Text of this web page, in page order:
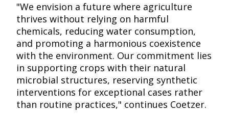
"We envision a future where agriculture
thrives without relying on harmful
chemicals, reducing water consumption,
and promoting a harmonious coexistence
with the environment. Our commitment lies
in supporting crops with their natural
microbial structures, reserving synthetic
interventions for exceptional cases rather
than routine practices," continues Coetzer.​​​​‌ ‍ ​‍​‍‌‍ ‌ ​‍‌‍‍‌‌‍‌ ‌‍‍‌‌‍ ‍​‍​‍​ ‍‍​‍​‍‌ ​ ‌‍​‌‌‍ ‍‌‍‍‌‌ ‌​‌ ‍‌​‍ ‍‌‍‍‌‌‍ ​‍​‍​‍ ​​‍​‍‌‍‍​‌ ​‍‌‍‌‌‌‍‌‍​‍​‍​ ‍‍​‍​‍​‍ ‌ ​ ‌ ‌​‌ ‌‌‌‍‌​‌‍‍‌‌‍ ​‍ ‌‍‍‌‌‍ ‍‌ ‌​‌‍‌‌‌‍ ‍‌ ‌​​‍ ‌‍‌‌‌‍‌​‌‍‍‌‌ ‌​​‍ ‌‍ ‌‌‍ ‌‍‌​‌‍‌‌​ ‌‌ ​​‌ ​‍‌‍‌‌‌ ​ ‌‍‌‌‌‍ ‍‌ ‌​‌‍​‌‌ ‌​‌‍‍‌‌‍ ‌‍ ‍​ ‍ ‌‍‍‌‌‍‌​​ ‌‌ ​​‌‍ ‌ ​ ‌ ‌​​‍ ‍‌ ​ ‌‍​‌​‍ ‍‌‍‌​‌‍ ‌‍‍‌‌‍ ‍‌‍‌ ​‍ ‌‌‍​‍‌‍‌‌‌ ‌​‌ ‌​‌‍‌‌‌ ​‍​‍ ‌‌ ​‍‌‍‌‌​‍ ‌‌‍‌​‌‍‌‌‌‍‌‍‌‍‍‌‌‍ ‍‌‍‍‌‌‍ ‍‌‍‌ ​‍ ‌‌ ​ ‌ ‌‌‌‍​ ‌‍​ ‌‍‌‌‌ ​ ‌ ​ ​‍ ‌‌‍‍‌‌‍ ‍​‍ ‌‌‍​‌‌‍‌ ‌ ​‍‌‍‍‌‌‍​ ‌ ‌‌‌‍ ​‌ ‌​‌ ‌‌‌ ​‍‌‍‌‌​‍ ‌‌‍‌‌‌‍ ‌‌ ​​‌‍ ‌ ‌ ‌‍‌‌‌ ​‍‌‍‍‌‌‍ ‍‌‍‌ ​‍ ‌‌‍‌‍‌‍​‌‌ ​‍‌‍ ‌‌‍‌‌‌ ​‍‌ ​ ​‍ ‌‌‍ ‍‌ ‌‌‌ ​‍‌ ‌​‌ ‌‌‌ ​‍‌‍‍‌‌‍ ‍‌‍‌ ​‍ ‌‌ ‌​‌‍‍​‌‍‌‌​‍ ‌‌‍‌‌‌‍ ‍‌ ‌‍‌‍‍‌‌ ​‍‌‍ ‌‍ ‍‌‍ ‌‌‍‌‌‌‍ ‍‌ ‌​​ ‍ ‌ ‌​‌ ‍‌‌ ​​‌‍‌‌​ ‌‌ ​​‌‍ ‌ ​ ‌ ‌​​ ‍ ‌ ​​‌‍​‌‌ ‌​‌‍‍​​ ‌‌‍​‍‌‍ ‌‍‌​‌ ‍‌​‍‌‌​ ‌‌‌​​‍‌‌ ‌‍‍ ‌‍‌‌‌ ‍‌​‍‌‌​ ​ ‌​‌​​‍‌‌​ ​ ‌​‌​​‍‌‌​ ​‍​ ​‍​ ‌​​ ‍‌‌‍​‌‌‍​‌​ ​‍​ ‍‌​ ‌‍‌‍​ ​ ‍‌​ ‍‌​ ‍‌​ ‍‌​‍‌‌​ ​‍​ ​‍​‍‌‌​ ‌‌‌​‌​​‍ ‍‌‍​ ‌‍‍​‌‍‍‌‌‍ ​‌‍‌​‌ ​‍‌‍‌‌‌‍ ‍​‍‌‌​ ‌‌‌​​‍‌‌ ‌‍‍ ‌‍‌‌‌ ‍‌​‍‌‌​ ​ ‌​‌​​‍‌‌​ ​ ‌​‌​​‍‌‌​ ​‍​ ​‍​ ​ ​ ‍​​ ​‍‌‍‌‌‌‍​‌​ ​​​ ​‍‌‍‌‍‌‍​ ​ ​‌​ ​ ​ ‌ ​ ​​​‍‌‌​ ​‍​ ​‍​‍‌‌​ ‌‌‌​‌​​‍ ‍‌ ‌​‌‍‌‌‌ ‍​‌ ‌​​ ‌‍​‍‌‍​‌‌ ​ ‌‍‌‌‌‌‌‌‌ ​‍‌‍ ​​ ‌​‍‌‌​ ​‍‌​‌‍‌ ​ ‌ ‌​‌ ‌‌‌‍‌​‌‍‍‌‌‍ ​‍‌‍‌‍‍‌‌‍‌​​ ‌‌ ​​‌‍ ‌ ​ ‌ ‌​​‍ ‍‌ ​ ‌‍​‌​‍ ‍‌‍‌​‌‍ ‌‍‍‌‌‍ ‍‌‍‌ ​‍ ‌‌‍​‍‌‍‌‌‌ ‌​‌ ‌​‌‍‌‌‌ ​‍​‍ ‌‌ ​‍‌‍‌‌​‍ ‌‌‍‌​‌‍‌‌‌‍‌‍‌‍‍‌‌‍ ‍‌‍‍‌‌‍ ‍‌‍‌ ​‍ ‌‌ ​ ‌ ‌‌‌‍​ ‌‍​ ‌‍‌‌‌ ​ ‌ ​ ​‍ ‌‌‍‍‌‌‍ ‍​‍ ‌‌‍​‌‌‍‌ ‌ ​‍‌‍‍‌‌‍​ ‌ ‌‌‌‍ ​‌ ‌​‌ ‌‌‌ ​‍‌‍‌‌​‍ ‌‌‍‌‌‌‍ ‌‌ ​​‌‍ ‌ ‌ ‌‍‌‌‌ ​‍‌‍‍‌‌‍ ‍‌‍‌ ​‍ ‌‌‍‌‍‌‍​‌‌ ​‍‌‍ ‌‌‍‌‌‌ ​‍‌ ​ ​‍ ‌‌‍ ‍‌ ‌‌‌ ​‍‌ ‌​‌ ‌‌‌ ​‍‌‍‍‌‌‍ ‍‌‍‌ ​‍ ‌‌ ‌​‌‍‍​‌‍‌‌​‍ ‌‌‍‌‌‌‍ ‍‌ ‌‍‌‍‍‌‌ ​‍‌‍ ‌‍ ‍‌‍ ‌‌‍‌‌‌‍ ‍‌ ‌​​‍‌‍‌ ‌​‌ ‍‌‌ ​​‌‍‌‌​ ‌‌ ​​‌‍ ‌ ​ ‌ ‌​​‍‌‍‌ ​​‌‍​‌‌ ‌​‌‍‍​​ ‌‌‍​‍‌‍ ‌‍‌​‌ ‍‌​‍‌‌​ ‌‌‌​​‍‌‌ ‌‍‍ ‌‍‌‌‌ ‍‌​‍‌‌​ ​ ‌​‌​​‍‌‌​ ​ ‌​‌​​‍‌‌​ ​‍​ ​‍​ ‌​​ ‍‌‌‍​‌‌‍​‌​ ​‍​ ‍‌​ ‌‍‌‍​ ​ ‍‌​ ‍‌​ ‍‌​ ‍‌​‍‌‌​ ​‍​ ​‍​‍‌‌​ ‌‌‌​‌​​‍ ‍‌‍​ ‌‍‍​‌‍‍‌‌‍ ​‌‍‌​‌ ​‍‌‍‌‌‌‍ ‍​‍‌‌​ ‌‌‌​​‍‌‌ ‌‍‍ ‌‍‌‌‌ ‍‌​‍‌‌​ ​ ‌​‌​​‍‌‌​ ​ ‌​‌​​‍‌‌​ ​‍​ ​‍​ ​ ​ ‍​​ ​‍‌‍‌‌‌‍​‌​ ​​​ ​‍‌‍‌‍‌‍​ ​ ​‌​ ​ ​ ‌ ​ ​​​‍‌‌​ ​‍​ ​‍​‍‌‌​ ‌‌‌​‌​​‍ ‍‌ ‌​‌‍‌‌‌ ‍​‌ ‌​​‍‌‍‌ ​​‌‍‌‌‌ ​‍‌ ​ ‌ ​​‌‍‌‌‌‍​ ‌ ‌​‌‍‍‌‌ ‌‍‌‍‌‌​ ‌‌ ​​‌ ‌‌‌‍​‍‌‍ ​‌‍‍‌‌ ​ ‌‍‍​‌‍‌‌‌‍‌​​‍​‍‌ ‌